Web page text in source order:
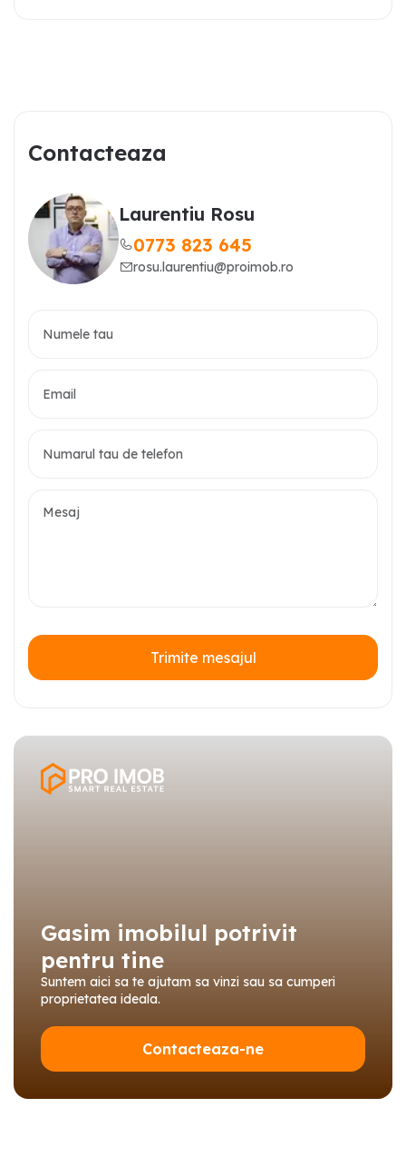
Contacteaza
Laurentiu Rosu
0773 823 645
rosu.laurentiu@proimob.ro
Trimite mesajul
Gasim imobilul potrivit
pentru tine
Suntem aici sa te ajutam sa vinzi sau sa cumperi
proprietatea ideala.
Contacteaza-ne